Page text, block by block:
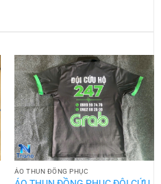
ÁO THUN ĐỒNG PHỤC